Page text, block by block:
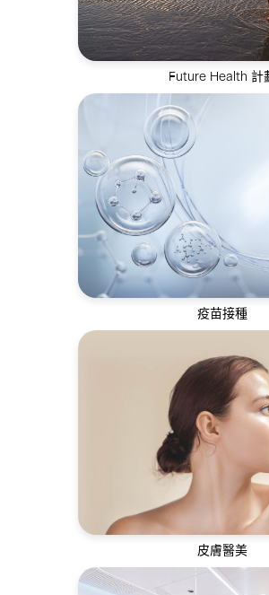
全方位健康抗衰解決方案，致
年齡並延長健康壽
Future Health 計
疫苗有助預防和控制疾病傳
對各種疾病的免
疫苗接種
皮膚醫美